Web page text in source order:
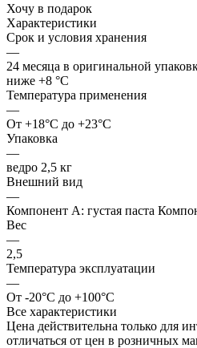
Хочу в подарок
Характеристики
Срок и условия хранения
—
24 месяца в оригинальной
ниже +8 °C
Температура применения
—
От +18°C до +23°C
Упаковка
—
ведро 2,5 кг
Внешний вид
—
Компонент А: густая паста
Вес
—
2,5
Температура эксплуатации
—
От -20°C до +100°C
Все характеристики
Цена действительна только для
отличаться от цен в розничных